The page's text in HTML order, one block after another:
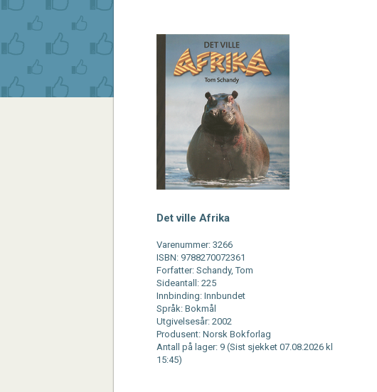
Det ville Afrika
Varenummer: 3266
ISBN: 9788270072361
Forfatter: Schandy, Tom
Sideantall: 225
Innbinding: Innbundet
Språk: Bokmål
Utgivelsesår: 2002
Produsent: Norsk Bokforlag
Antall på lager: 9 (Sist sjekket 07.08.2026 kl
15:45)